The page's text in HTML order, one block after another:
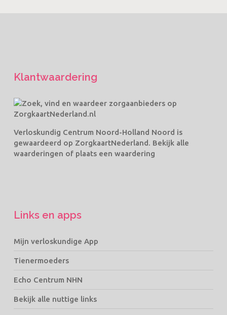
Klantwaardering
Verloskundig Centrum Noord-Holland Noord is
gewaardeerd op ZorgkaartNederland. Bekijk alle
waarderingen of plaats een waardering
Links en apps
Mijn verloskundige App
Tienermoeders
Echo Centrum NHN
Bekijk alle nuttige links